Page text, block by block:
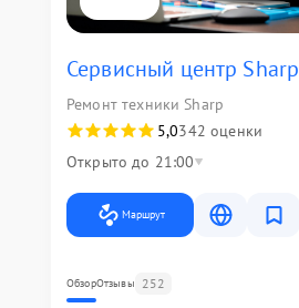
Сервисный центр Sharp
Ремонт техники Sharp
5,0342 оценки
Открыто до 21:00
Маршрут
ОбзорОтзывы 252